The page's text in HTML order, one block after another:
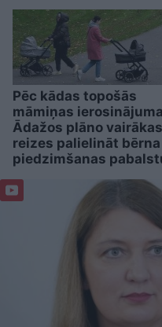
Pēc kādas topošās
māmiņas ierosinājuma
Ādažos plāno vairākas
reizes palielināt bērna
piedzimšanas